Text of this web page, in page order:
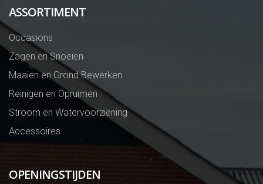
ASSORTIMENT
Occasions
Zagen en Snoeien
Maaien en Grond Bewerken
Reinigen en Opruimen
Stroom en Watervoorziening
Accessoires
OPENINGSTIJDEN